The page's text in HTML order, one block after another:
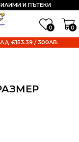
0 0
И ПЪТЕКИ
€153.39 / 300ЛВ.